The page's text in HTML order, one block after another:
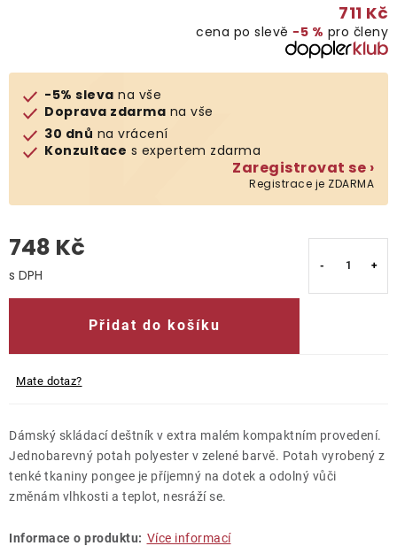
Naše katalogy
O nás
Kontakty
711 Kč
cena po slevě −5 % pro členy
-5% sleva na vše
Doprava zdarma na vše
30 dnů na vrácení
Konzultace s expertem zdarma
Zaregistrovat se ›
Registrace je ZDARMA
748 Kč
Přidat do košíku
Mate dotaz?
Dámský skládací deštník v extra malém kompaktním provedení.
Jednobarevný potah polyester v zelené barvě. Potah vyrobený z
tenké tkaniny pongee je příjemný na dotek a odolný vůči
změnám vlhkosti a teplot, nesráží se.
Informace o produktu: Více informací